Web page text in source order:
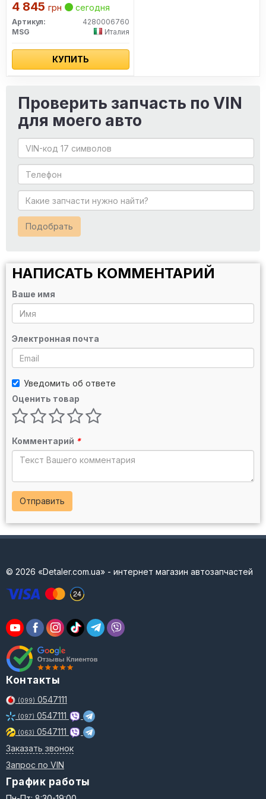
i-20 PB 08-14; KIA Ceed ED
07-12, Ceed JD 12-19, Soul
PS 14-19, Rio QB/UB 11-17,
Venga YN 09-19
4 845 грн сегодня
Артикул:
4280006760
MSG
Италия
КУПИТЬ
Проверить запчасть по VIN
для моего авто
Подобрать
НАПИСАТЬ КОММЕНТАРИЙ
Ваше имя
Электронная почта
Уведомить об ответе
Оценить товар
Комментарий *
Отправить
© 2026 «Detaler.com.ua» - интернет магазин автозапчастей
Контакты
(099) 0547111
(097) 0547111
(063) 0547111
Заказать звонок
Запрос по VIN
График работы